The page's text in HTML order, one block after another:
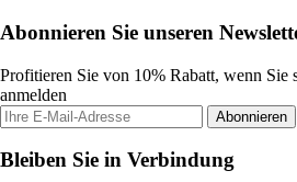
Abonnieren Sie unseren
Profitieren Sie von 10% Rabatt, wenn Sie
anmelden
Abonnieren
Bleiben Sie in Verbindung